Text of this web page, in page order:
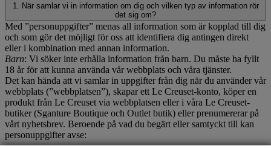
1. När samlar vi in information om dig och vilken typ av information rör
det sig om?
Med ”personuppgifter” menas all information som är kopplad till dig
och som gör det möjligt för oss att identifiera dig antingen direkt
eller i kombination med annan information.
Barn: Vi söker inte erhålla information från barn. Du måste ha fyllt
18 år för att kunna använda vår webbplats och våra tjänster.
Det kan hända att vi samlar in uppgifter från dig när du använder vår
webbplats (”webbplatsen”), skapar ett Le Creuset-konto, köper en
produkt från Le Creuset via webbplatsen eller i våra Le Creuset-
butiker (Sganture Boutique och Outlet butik) eller prenumererar på
vårt nyhetsbrev. Beroende på vad du begärt eller samtyckt till kan
personuppgifter avse: